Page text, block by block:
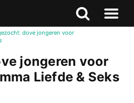
Zoeken
Naar
dove jongeren voor
jongeren voor
Liefde & Seks
Zoeken